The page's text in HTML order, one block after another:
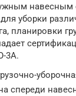
навесным
уборки
планировки
3А.
спереди